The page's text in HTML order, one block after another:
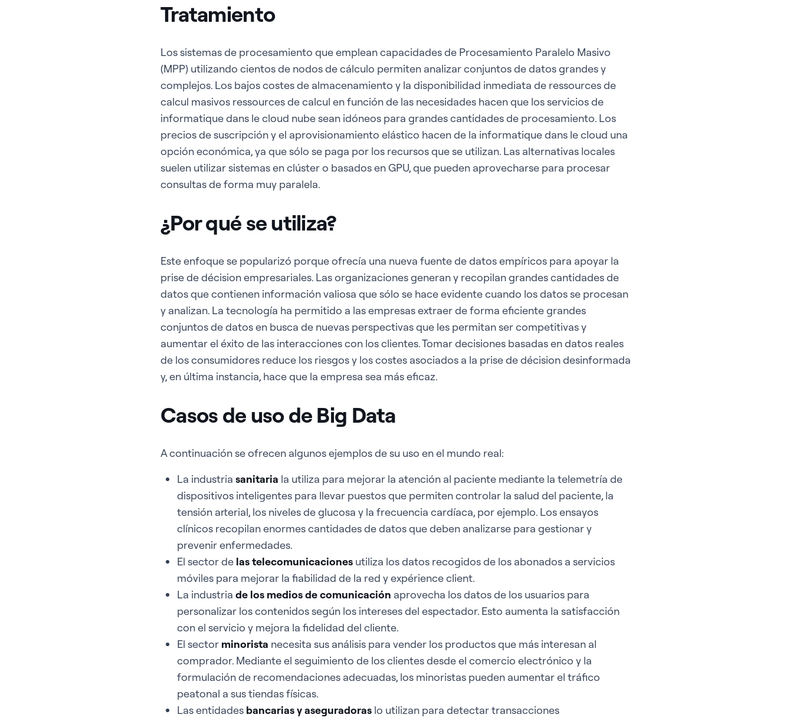
Tratamiento
Los sistemas de procesamiento que emplean capacidades de Procesamiento Paralelo Masivo
(MPP) utilizando cientos de nodos de cálculo permiten analizar conjuntos de datos grandes y
complejos. Los bajos costes de almacenamiento y la disponibilidad inmediata de ressources de
calcul masivos ressources de calcul en función de las necesidades hacen que los servicios de
informatique dans le cloud nube sean idóneos para grandes cantidades de procesamiento. Los
precios de suscripción y el aprovisionamiento elástico hacen de la informatique dans le cloud una
opción económica, ya que sólo se paga por los recursos que se utilizan. Las alternativas locales
suelen utilizar sistemas en clúster o basados en GPU, que pueden aprovecharse para procesar
consultas de forma muy paralela.
¿Por qué se utiliza?
Este enfoque se popularizó porque ofrecía una nueva fuente de datos empíricos para apoyar la
prise de décision empresariales. Las organizaciones generan y recopilan grandes cantidades de
datos que contienen información valiosa que sólo se hace evidente cuando los datos se procesan
y analizan. La tecnología ha permitido a las empresas extraer de forma eficiente grandes
conjuntos de datos en busca de nuevas perspectivas que les permitan ser competitivas y
aumentar el éxito de las interacciones con los clientes. Tomar decisiones basadas en datos reales
de los consumidores reduce los riesgos y los costes asociados a la prise de décision desinformada
y, en última instancia, hace que la empresa sea más eficaz.
Casos de uso de Big Data
A continuación se ofrecen algunos ejemplos de su uso en el mundo real:
La industria sanitaria la utiliza para mejorar la atención al paciente mediante la telemetría de
dispositivos inteligentes para llevar puestos que permiten controlar la salud del paciente, la
tensión arterial, los niveles de glucosa y la frecuencia cardíaca, por ejemplo. Los ensayos
clínicos recopilan enormes cantidades de datos que deben analizarse para gestionar y
prevenir enfermedades.
El sector de las telecomunicaciones utiliza los datos recogidos de los abonados a servicios
móviles para mejorar la fiabilidad de la red y expérience client.
La industria de los medios de comunicación aprovecha los datos de los usuarios para
personalizar los contenidos según los intereses del espectador. Esto aumenta la satisfacción
con el servicio y mejora la fidelidad del cliente.
El sector minorista necesita sus análisis para vender los productos que más interesan al
comprador. Mediante el seguimiento de los clientes desde el comercio electrónico y la
formulación de recomendaciones adecuadas, los minoristas pueden aumentar el tráfico
peatonal a sus tiendas físicas.
Las entidades bancarias y aseguradoras lo utilizan para detectar transacciones